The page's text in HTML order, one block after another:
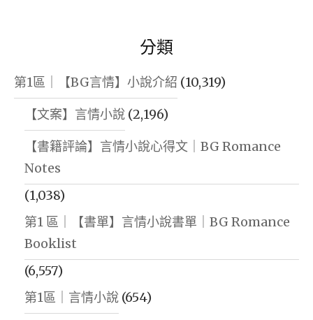
分類
第1區｜【BG言情】小說介紹 (10,319)
【文案】言情小說 (2,196)
【書籍評論】言情小說心得文｜BG Romance
Notes
(1,038)
第1 區｜【書單】言情小說書單｜BG Romance
Booklist
(6,557)
第1區｜言情小說 (654)